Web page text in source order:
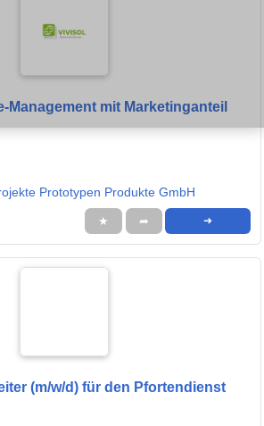
Management mit Marketinganteil
Prototypen Produkte GmbH
★ ➦ ➜
(m/w/d) für den Pfortendienst